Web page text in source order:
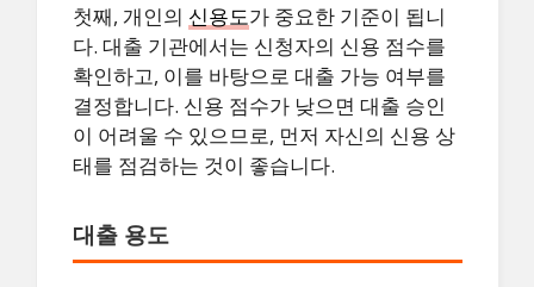
첫째, 개인의 신용도가 중요한 기준이 됩니
다. 대출 기관에서는 신청자의 신용 점수를
확인하고, 이를 바탕으로 대출 가능 여부를
결정합니다. 신용 점수가 낮으면 대출 승인
이 어려울 수 있으므로, 먼저 자신의 신용 상
태를 점검하는 것이 좋습니다.
대출 용도